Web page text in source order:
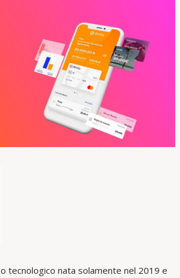
tecnologico nata solamente nel 2019 e